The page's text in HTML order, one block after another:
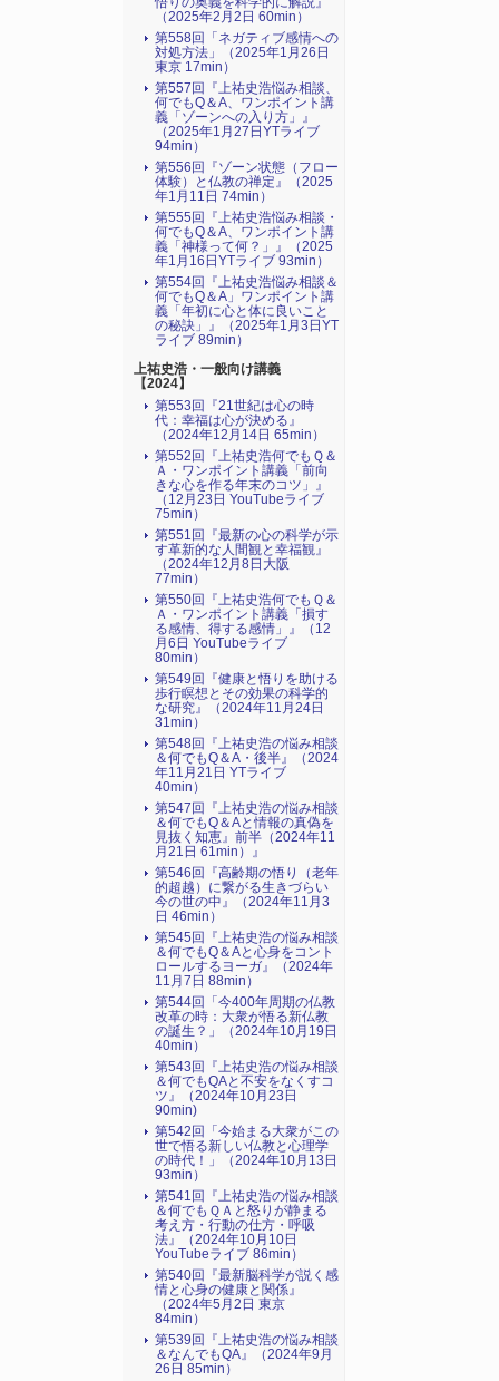
（2025年2月2日 60min）
第558回「ネガティブ感情への
対処方法」（2025年1月26日
東京 17min）
第557回『上祐史浩悩み相談、
何でもQ＆A、ワンポイント講
義「ゾーンへの入り方」』
（2025年1月27日YTライブ
94min）
第556回『ゾーン状態（フロー
体験）と仏教の禅定』（2025
年1月11日 74min）
第555回『上祐史浩悩み相談・
何でもQ＆A、ワンポイント講
義「神様って何？」』（2025
年1月16日YTライブ 93min）
第554回『上祐史浩悩み相談＆
何でもQ＆A」ワンポイント講
義「年初に心と体に良いこと
の秘訣」』（2025年1月3日YT
ライブ 89min）
上祐史浩・一般向け講義
【2024】
第553回『21世紀は心の時
代：幸福は心が決める』
（2024年12月14日 65min）
第552回『上祐史浩何でもＱ＆
Ａ・ワンポイント講義「前向
きな心を作る年末のコツ」』
（12月23日 YouTubeライブ
75min）
第551回『最新の心の科学が示
す革新的な人間観と幸福観』
（2024年12月8日大阪
77min）
第550回『上祐史浩何でもＱ＆
Ａ・ワンポイント講義「損す
る感情、得する感情」』（12
月6日 YouTubeライブ
80min）
第549回『健康と悟りを助ける
歩行瞑想とその効果の科学的
な研究』（2024年11月24日
31min）
第548回『上祐史浩の悩み相談
＆何でもQ＆A・後半』（2024
年11月21日 YTライブ
40min）
第547回『上祐史浩の悩み相談
＆何でもQ＆Aと情報の真偽を
見抜く知恵』前半（2024年11
月21日 61min）』
第546回『高齢期の悟り（老年
的超越）に繋がる生きづらい
今の世の中』（2024年11月3
日 46min）
第545回『上祐史浩の悩み相談
＆何でもQ＆Aと心身をコント
ロールするヨーガ』（2024年
11月7日 88min）
第544回「今400年周期の仏教
改革の時：大衆が悟る新仏教
の誕生？」（2024年10月19日
40min）
第543回『上祐史浩の悩み相談
＆何でもQAと不安をなくすコ
ツ』（2024年10月23日
90min)
第542回「今始まる大衆がこの
世で悟る新しい仏教と心理学
の時代！」（2024年10月13日
93min）
第541回『上祐史浩の悩み相談
＆何でもＱＡと怒りが静まる
考え方・行動の仕方・呼吸
法』（2024年10月10日
YouTubeライブ 86min）
第540回『最新脳科学が説く感
情と心身の健康と関係』
（2024年5月2日 東京
84min）
第539回『上祐史浩の悩み相談
＆なんでもQA』（2024年9月
26日 85min）